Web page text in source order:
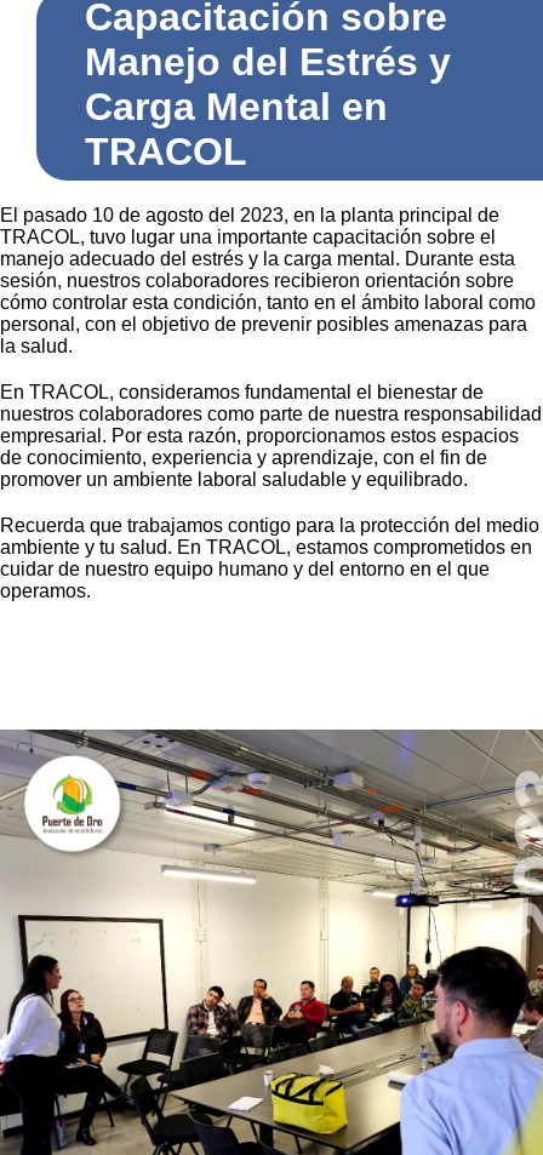
Capacitación sobre
Manejo del Estrés y
Carga Mental en
TRACOL
El pasado 10 de agosto del 2023, en la planta principal de
TRACOL, tuvo lugar una importante capacitación sobre el
manejo adecuado del estrés y la carga mental. Durante esta
sesión, nuestros colaboradores recibieron orientación sobre
cómo controlar esta condición, tanto en el ámbito laboral como
personal, con el objetivo de prevenir posibles amenazas para
la salud.
En TRACOL, consideramos fundamental el bienestar de
nuestros colaboradores como parte de nuestra responsabilidad
empresarial. Por esta razón, proporcionamos estos espacios
de conocimiento, experiencia y aprendizaje, con el fin de
promover un ambiente laboral saludable y equilibrado.
Recuerda que trabajamos contigo para la protección del medio
ambiente y tu salud. En TRACOL, estamos comprometidos en
cuidar de nuestro equipo humano y del entorno en el que
operamos.